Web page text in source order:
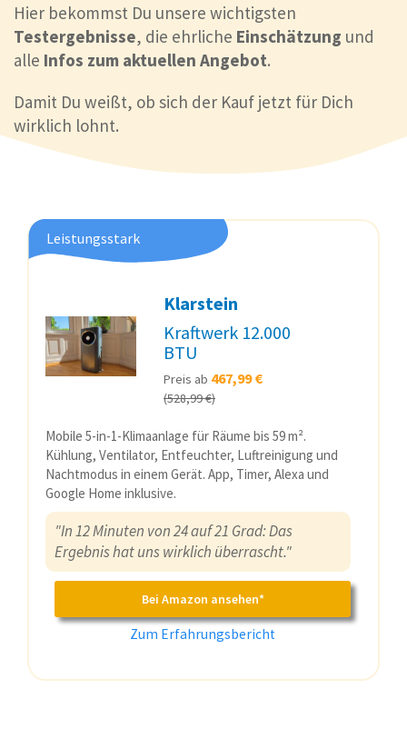
Hier bekommst Du unsere wichtigsten
Testergebnisse, die ehrliche Einschätzung und
alle Infos zum aktuellen Angebot.
Damit Du weißt, ob sich der Kauf jetzt für Dich
wirklich lohnt.
Leistungsstark
Klarstein
Kraftwerk 12.000
BTU
Preis ab 467,99 €
(528,99 €)
Mobile 5-in-1-Klimaanlage für Räume bis 59 m².
Kühlung, Ventilator, Entfeuchter, Luftreinigung und
Nachtmodus in einem Gerät. App, Timer, Alexa und
Google Home inklusive.
"In 12 Minuten von 24 auf 21 Grad: Das
Ergebnis hat uns wirklich überrascht."
Bei Amazon ansehen*
Zum Erfahrungsbericht